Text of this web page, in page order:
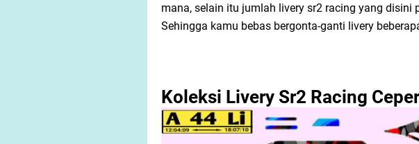
mana, selain itu jumlah livery sr2 racing yang disini
Sehingga kamu bebas bergonta-ganti livery
Koleksi Livery Sr2 Racing Ceper